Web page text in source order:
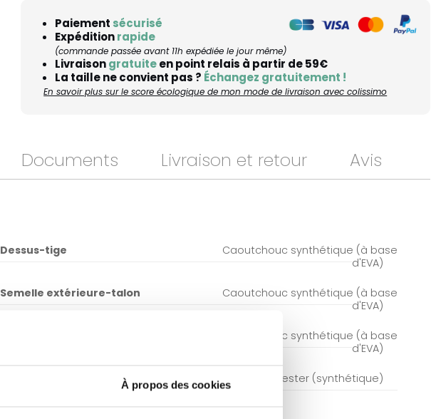
À propos des cookies
Paiement sécurisé
Expéditionrapide
(commande passée avant 11h expédiée le jour même)
Livraisongratuiteen point relais à partir de 59€
La taille ne convient pas ? Échangez gratuitement !
En savoir plus sur le score écologique de mon mode de livraison avec colissimo
Documents Livraison et retour Avis
Dessus-tige
Caoutchouc synthétique (à base
d'EVA)
Semelle extérieure-talon
Caoutchouc synthétique (à base
d'EVA)
Caoutchouc synthétique (à base
d'EVA)
Polyester (synthétique)